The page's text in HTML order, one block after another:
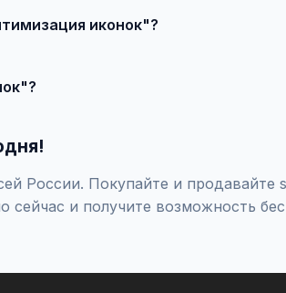
иконок"?
России. Покупайте и
сейчас и получите возможность